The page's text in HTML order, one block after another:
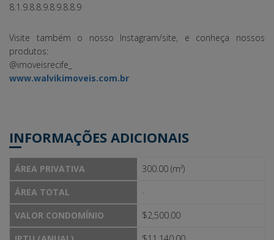
8.1.9.8.8.9.8.9.8.8.9
Visite também o nosso Instagram/site, e conheça nossos
produtos:
@imoveisrecife_
www.walvikimoveis.com.br
INFORMAÇÕES ADICIONAIS
ÁREA PRIVATIVA
300.00 (m²)
ÁREA TOTAL
-
VALOR CONDOMÍNIO
$2,500.00